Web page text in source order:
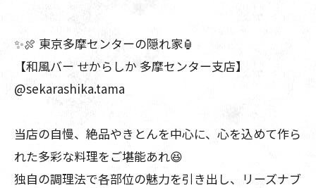
✨🍖 東京多摩センターの隠れ家🏮
【和風バー せからしか 多摩センター支店】
@sekarashika.tama
当店の自慢、絶品やきとんを中心に、心を込めて作ら
れた多彩な料理をご堪能あれ😆
独自の調理法で各部位の魅力を引き出し、リーズナブ